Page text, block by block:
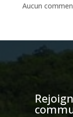
Aucun